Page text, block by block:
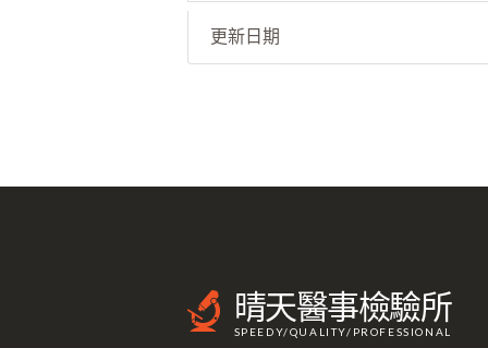
更新日期
晴天醫事檢驗所
SPEEDY/QUALITY/PROFESSIONAL